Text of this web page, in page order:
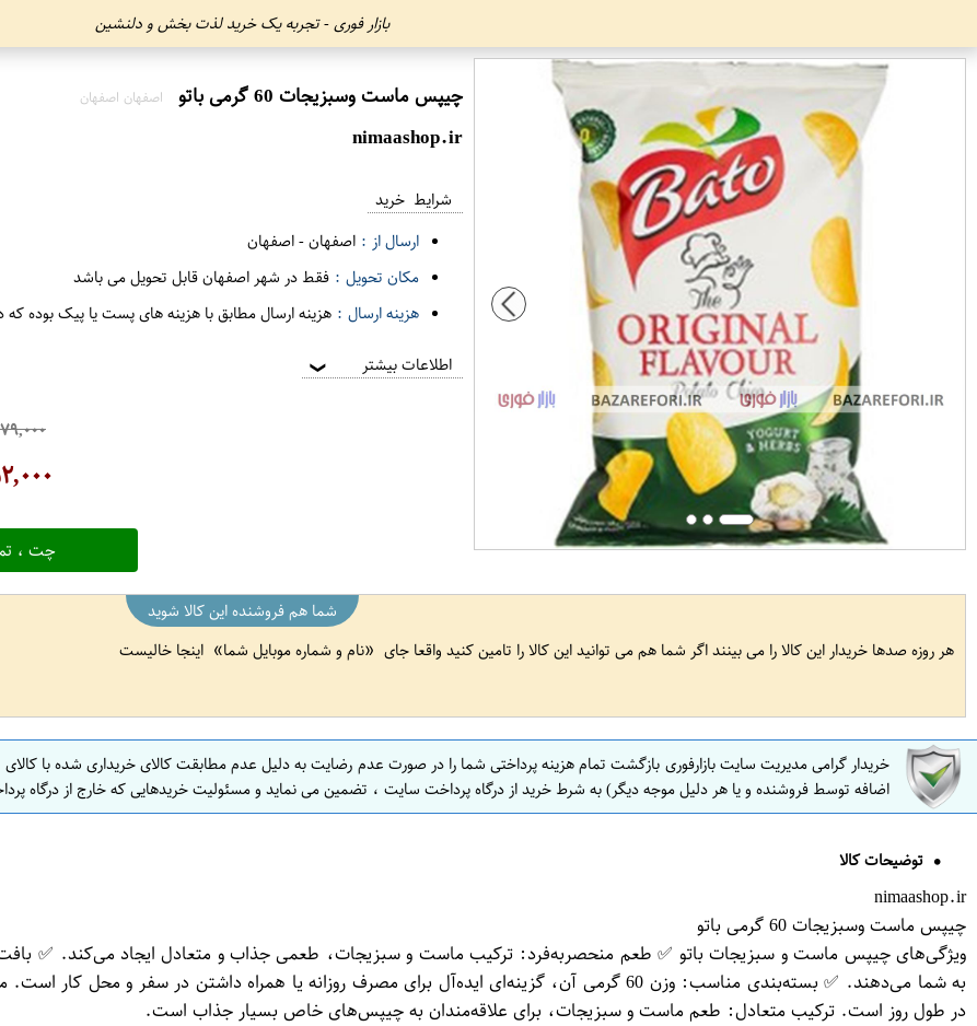
بازار فوری - تجربه یک خرید لذت بخش و دلنشین
چیپس ماست وسبزیجات 60 گرمی باتو اصفهان اصفهان
nimaashop.ir
شرایط خرید
ارسال از : اصفهان-اصفهان
مکان تحویل : فقط در شهر اصفهان قابل تحویل می باشد
هزینه ارسال : هزینه ارسال مطابق با هزینه های پست یا پیک بوده
اطلاعات بیشتر ❯
۷۹,۰۰۰
چت ،
شما هم فروشنده این کالا شوید
هر روزه صدها خریدار این کالا را می بینند اگر شما هم می توانید این کالا را تامین کنید واقعا جای
نام و شماره موبایل شما اینجا خالیست
خریدار گرامی مدیریت سایت بازارفوری بازگشت تمام هزینه پرداختی شما را در صورت عدم رضایت به دلیل عدم مطابقت کالای خریداری شده با
اضافه توسط فروشنده و یا هر دلیل موجه دیگر) به شرط خرید از درگاه پرداخت سایت ، تضمین می نماید و مسئولیت خریدهایی که خارج از درگاه
توضیحات کالا
nimaashop.ir
چیپس ماست وسبزیجات 60 گرمی باتو
ویژگی‌های چیپس ماست و سبزیجات باتو ✅ طعم منحصر‌به‌فرد: ترکیب ماست و سبزیجات، طعمی جذاب و متعادل ایجاد می‌کند. ✅
به شما می‌دهند. ✅ بسته‌بندی مناسب: وزن 60 گرمی آن، گزینه‌ای ایده‌آل برای مصرف روزانه یا همراه داشتن
در طول روز است. ترکیب متعادل: طعم ماست و سبزیجات، برای علاقه‌مندان به چیپس‌های خاص بسیار جذاب است.